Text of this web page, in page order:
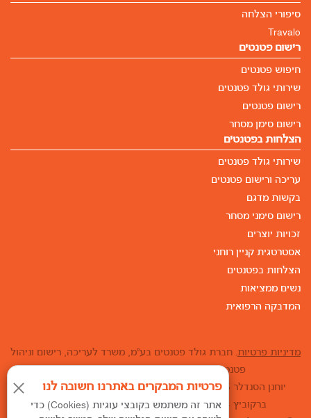
סיפורי הצלחה
Travalo
רישום פטנטים
חיפוש פטנטים
שירותי גולד פטנטים
רישום פטנטים
רישום סימן מסחר
הצלחות בפטנטים
שירותי גולד פטנטים
עריכה ורישום פטנטים
בקשות מדגם
רישום סימני מסחר
זכויות יוצרים
אסטרטגית קניין רוחני
הצלחות בפטנטים
נשים ממציאות
המדבקה הרפואית
מדיניות פרטיות. חברת גולד פטנטים בע"מ, משרד לעריכה, רישום וניהול
פטנטים, מדגמים וסימני מסחר בארץ ובעולם.
ברקוביץ 4, מגדל המוזיאון, תל אביב טל': 03-6852226
פרטיות המבקרים באתרנו חשובה לנו
אתר זה משתמש בקובצי עוגיות (Cookies) כדי